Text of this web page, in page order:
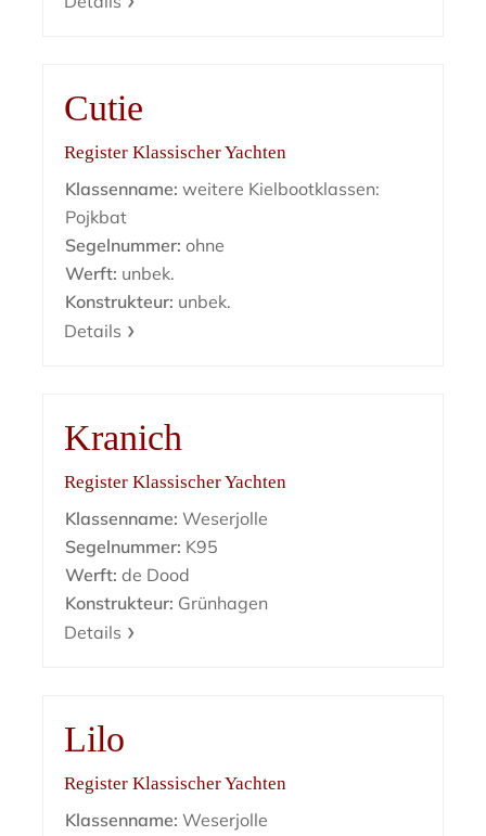
Cutie
Register Klassischer Yachten
Klassenname: weitere Kielbootklassen:
Pojkbat
Segelnummer: ohne
Werft: unbek.
Konstrukteur: unbek.
Details
Kranich
Register Klassischer Yachten
Klassenname: Weserjolle
Segelnummer: K95
Werft: de Dood
Konstrukteur: Grünhagen
Details
Lilo
Register Klassischer Yachten
Klassenname: Weserjolle